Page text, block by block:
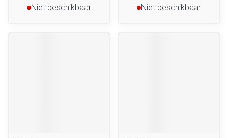
Niet beschikbaar Niet beschikbaar